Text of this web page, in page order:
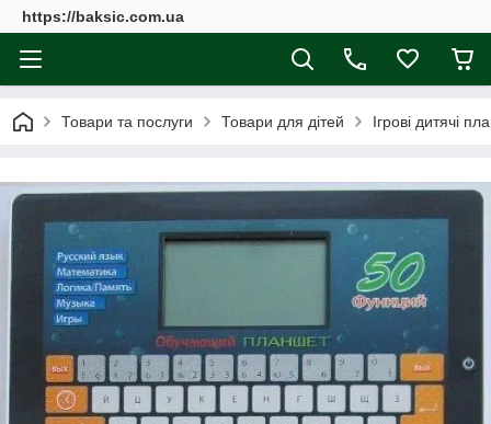
https://baksic.com.ua
Товари та послуги Товари для дітей Ігрові дитячі